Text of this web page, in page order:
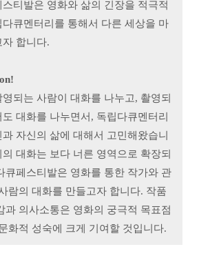
티발은 영화와 삶의 긴장을 적극적
큐멘터리를 통해서 다른 세상을 마
합니다.
되는 사람이 대화를 나누고, 촬영되
대화를 나누면서, 독립다큐멘터리
자신의 삶에 대해서 고민해왔습니
대화는 보다 너른 영역으로 확장되
큐페스티발은 영화를 통한 작가와 관
람의 대화를 만들고자 합니다. 작품
과 의사소통은 영화의 궁극적 목표점
화적 성숙에 크게 기여할 것입니다.